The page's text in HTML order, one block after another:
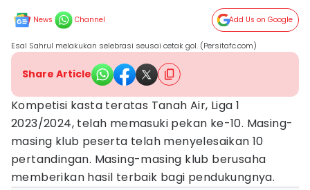
News Channel Add Us on Google
Esal Sahrul melakukan selebrasi seusai cetak gol. (Persitafc.com)
Share Article
Kompetisi kasta teratas Tanah Air, Liga 1
2023/2024, telah memasuki pekan ke-10. Masing-
masing klub peserta telah menyelesaikan 10
pertandingan. Masing-masing klub berusaha
memberikan hasil terbaik bagi pendukungnya.